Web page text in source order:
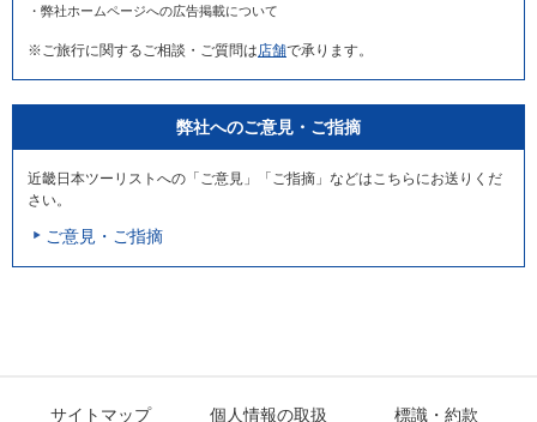
・弊社ホームページへの広告掲載について
※ご旅行に関するご相談・ご質問は 店舗で承ります。
弊社へのご意見・ご指摘
近畿日本ツーリストへの「ご意見」「ご指摘」などはこちらにお送りくだ
さい。
ご意見・ご指摘
サイトマップ 個人情報の取扱 標識・約款